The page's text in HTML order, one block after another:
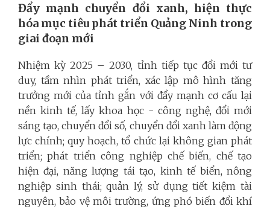
Đẩy mạnh chuyển đổi xanh, hiện thực
hóa mục tiêu phát triển Quảng Ninh trong
giai đoạn mới
Nhiệm kỳ 2025 – 2030, tỉnh tiếp tục đổi mới tư
duy, tầm nhìn phát triển, xác lập mô hình tăng
trưởng mới của tỉnh gắn với đẩy mạnh cơ cấu lại
nền kinh tế, lấy khoa học - công nghệ, đổi mới
sáng tạo, chuyển đổi số, chuyển đổi xanh làm động
lực chính; quy hoạch, tổ chức lại không gian phát
triển; phát triển công nghiệp chế biến, chế tạo
hiện đại, năng lượng tái tạo, kinh tế biển, nông
nghiệp sinh thái; quản lý, sử dụng tiết kiệm tài
nguyên, bảo vệ môi trường, ứng phó biến đổi khí